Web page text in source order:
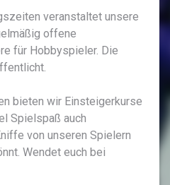
veranstaltet unsere
offene
für Hobbyspieler. Die
bieten wir Einsteigerkurse
Spielspaß auch
von unseren Spielern
Wendet euch bei